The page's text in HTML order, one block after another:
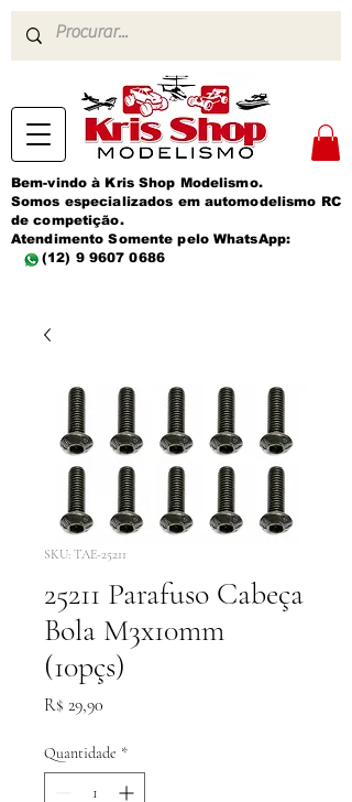
Bem-vindo à Kris Shop Modelismo.
Somos especializados em automodelismo RC
de competição.
Atendimento Somente pelo WhatsApp:
(12) 9 9607 0686
SKU: TAE-25211
25211 Parafuso Cabeça
Bola M3x10mm
(10pçs)
R$ 29,90
Quantidade *